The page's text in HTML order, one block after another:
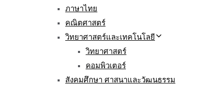
ภาษาไทย
คณิตศาสตร์
วิทยาศาสตร์และเทคโนโลยี
วิทยาศาสตร์
คอมพิวเตอร์
สังคมศึกษา ศาสนาและวัฒนธรรม